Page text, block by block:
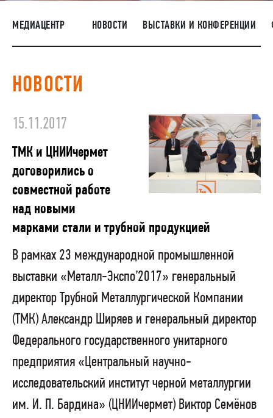
ПОСТАВЩИКАМ
R&D
КОРПОРАТИВНЫЙ УНИВЕРСИТЕТ TMK2U
КОМПЛАЕНС
МЕДИАЦЕНТР НОВОСТИ ВЫСТАВКИ И КОНФЕРЕНЦИИ
НОВОСТИ
15.11.2017
ТМК и ЦНИИчермет
договорились о
совместной работе
над новыми
марками стали и трубной продукцией
В рамках 23 международной промышленной
выставки «Металл-Экспо’2017» генеральный
директор Трубной Металлургической Компании
(ТМК) Александр Ширяев и генеральный директор
Федерального государственного унитарного
предприятия «Центральный научно-
исследовательский институт черной металлургии
им. И. П. Бардина» (ЦНИИчермет) Виктор Семёнов